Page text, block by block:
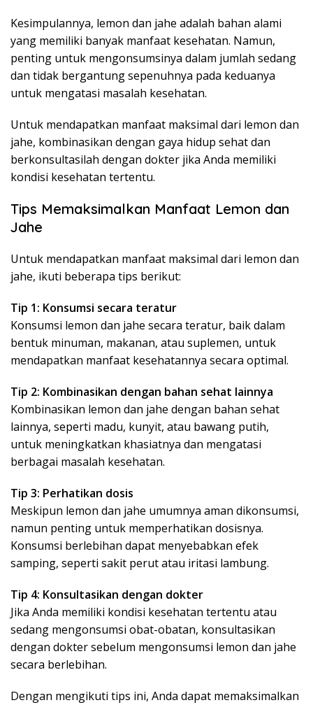
Kesimpulannya, lemon dan jahe adalah bahan alami
yang memiliki banyak manfaat kesehatan. Namun,
penting untuk mengonsumsinya dalam jumlah sedang
dan tidak bergantung sepenuhnya pada keduanya
untuk mengatasi masalah kesehatan.
Untuk mendapatkan manfaat maksimal dari lemon dan
jahe, kombinasikan dengan gaya hidup sehat dan
berkonsultasilah dengan dokter jika Anda memiliki
kondisi kesehatan tertentu.
Tips Memaksimalkan Manfaat Lemon dan
Jahe
Untuk mendapatkan manfaat maksimal dari lemon dan
jahe, ikuti beberapa tips berikut:
Tip 1: Konsumsi secara teratur
Konsumsi lemon dan jahe secara teratur, baik dalam
bentuk minuman, makanan, atau suplemen, untuk
mendapatkan manfaat kesehatannya secara optimal.
Tip 2: Kombinasikan dengan bahan sehat lainnya
Kombinasikan lemon dan jahe dengan bahan sehat
lainnya, seperti madu, kunyit, atau bawang putih,
untuk meningkatkan khasiatnya dan mengatasi
berbagai masalah kesehatan.
Tip 3: Perhatikan dosis
Meskipun lemon dan jahe umumnya aman dikonsumsi,
namun penting untuk memperhatikan dosisnya.
Konsumsi berlebihan dapat menyebabkan efek
samping, seperti sakit perut atau iritasi lambung.
Tip 4: Konsultasikan dengan dokter
Jika Anda memiliki kondisi kesehatan tertentu atau
sedang mengonsumsi obat-obatan, konsultasikan
dengan dokter sebelum mengonsumsi lemon dan jahe
secara berlebihan.
Dengan mengikuti tips ini, Anda dapat memaksimalkan